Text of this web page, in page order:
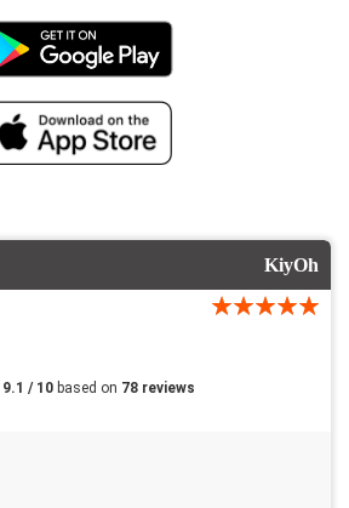
KiyOh
9.1 / 10 based on 78 reviews